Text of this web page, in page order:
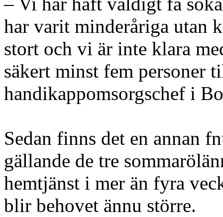
har varit minderåriga utan
stort och vi är inte klara
säkert minst fem personer
handikappomsorgschef i
Sedan finns det en annan
gällande de tre
hemtjänst i mer än fyra
blir behovet ännu större.